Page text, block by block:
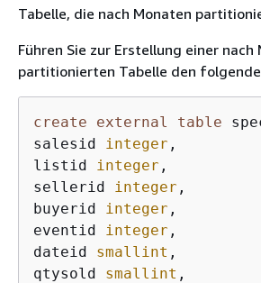
Tabelle, die nach Monaten
Führen Sie zur Erstellung einer nach
partitionierten Tabelle den
create external table
salesid integer ,
listid integer ,
sellerid integer ,
buyerid integer ,
eventid integer ,
dateid smallint ,
qtysold smallint ,